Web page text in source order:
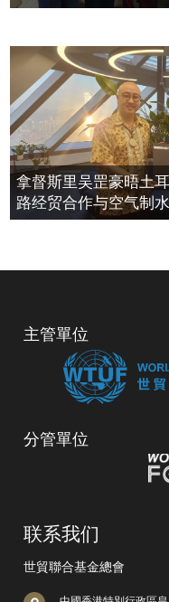
拿督斯里吴罡豪晤土
路经贸合作与空气制
主管單位
分管單位
联系我们
世貿聯合基金總會